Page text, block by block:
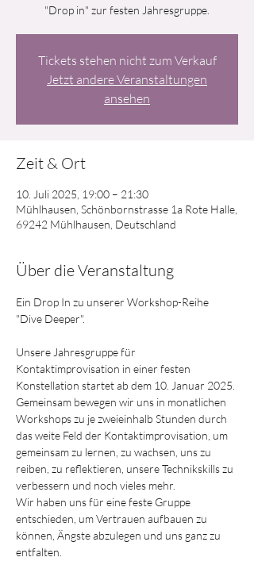
"Drop in" zur festen Jahresgruppe.
Tickets stehen nicht zum Verkauf
Jetzt andere Veranstaltungen
ansehen
Zeit & Ort
10. Juli 2025, 19:00 – 21:30
Mühlhausen, Schönbornstrasse 1a Rote Halle,
69242 Mühlhausen, Deutschland
Über die Veranstaltung
Ein Drop In zu unserer Workshop-Reihe
"Dive Deeper".
Unsere Jahresgruppe für
Kontaktimprovisation in einer festen
Konstellation startet ab dem 10. Januar 2025.
Gemeinsam bewegen wir uns in monatlichen
Workshops zu je zweieinhalb Stunden durch
das weite Feld der Kontaktimprovisation, um
gemeinsam zu lernen, zu wachsen, uns zu
reiben, zu reflektieren, unsere Technikskills zu
verbessern und noch vieles mehr.
Wir haben uns für eine feste Gruppe
entschieden, um Vertrauen aufbauen zu
können, Ängste abzulegen und uns ganz zu
entfalten.